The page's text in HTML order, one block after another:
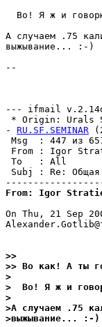
Во! Я ж и
А случаем .75
выжывание... :-)
--
--- ifmail
* Origin: Urals
- RU.SF.SEMINAR
From : Igor
To   : All
Subj :
From: Igor
On Thu, 21 Sep
>>
>> Во как! А ты
>
>  Во! Я ж и
>
>А случаем .75
>выжывание... :-)